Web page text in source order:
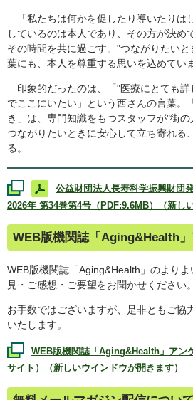
「私たちは何かを促したり導いたりは
しているのは本人であり、その方が決め
その時間を共に過ごす。"つながりたい
葉にも、本人を尊重する思いを込めてい
印象的だったのは、「"医療にとても詳
でここにいたい」という西さんの言葉。
き」は、専門知識をもつスタッフが"街
つながりたいときに安心して立ち寄れる
る。
公益財団法人長寿科学振興財
2026年 第34巻第4号（PDF:9.6MB）（新し
WEB版機関誌「 Aging&Health
WEB版機関誌「Aging&Health 」のより
見・ご感想・ご要望をお聞かせください。
お手数ではございますが、是非ともご協
いたします。
WEB版機関誌「 Aging&Health 」アン
サイト）（新しいウインドウが開きます）